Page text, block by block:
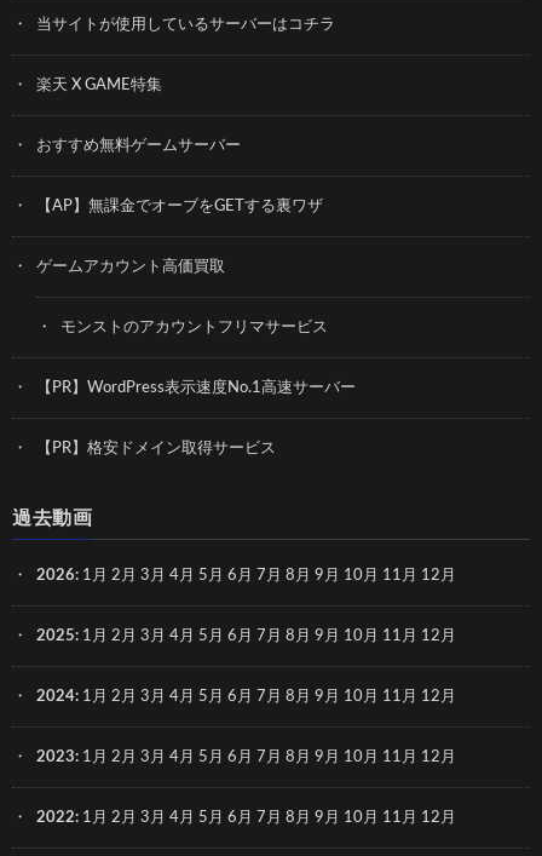
当サイトが使用しているサーバーはコチラ
楽天 X GAME特集
おすすめ無料ゲームサーバー
【AP】無課金でオーブをGETする裏ワザ
ゲームアカウント高価買取
モンストのアカウントフリマサービス
【PR】WordPress表示速度No.1高速サーバー
【PR】格安ドメイン取得サービス
過去動画
2026: 1月 2月 3月 4月 5月 6月 7月 8月 9月 10月 11月 12月
2025: 1月 2月 3月 4月 5月 6月 7月 8月 9月 10月 11月 12月
2024: 1月 2月 3月 4月 5月 6月 7月 8月 9月 10月 11月 12月
2023: 1月 2月 3月 4月 5月 6月 7月 8月 9月 10月 11月 12月
2022: 1月 2月 3月 4月 5月 6月 7月 8月 9月 10月 11月 12月